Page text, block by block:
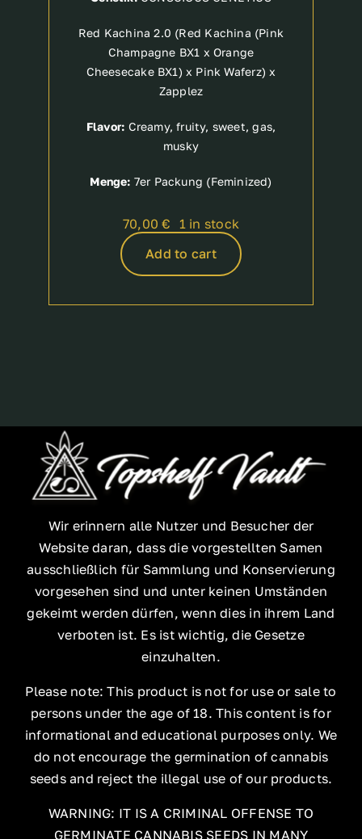
Red Kachina 2.0 (Red Kachina (Pink
Champagne BX1 x Orange
Cheesecake BX1) x Pink Waferz) x
Zapplez
Flavor: Creamy, fruity, sweet, gas,
musky
Menge: 7er Packung (Feminized)
70,00€
1 in stock
Add to cart
Wir erinnern alle Nutzer und Besucher der
Website daran, dass die vorgestellten Samen
ausschließlich für Sammlung und Konservierung
vorgesehen sind und unter keinen Umständen
gekeimt werden dürfen, wenn dies in ihrem Land
verboten ist. Es ist wichtig, die Gesetze
einzuhalten.
Please note: This product is not for use or sale to
persons under the age of 18. This content is for
informational and educational purposes only. We
do not encourage the germination of cannabis
seeds and reject the illegal use of our products.
WARNING: IT IS A CRIMINAL OFFENSE TO
GERMINATE CANNABIS SEEDS IN MANY